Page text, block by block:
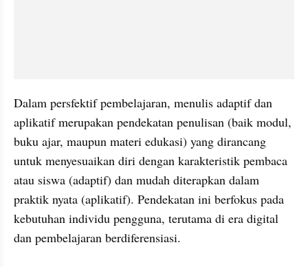
Dalam persfektif pembelajaran, menulis adaptif dan
aplikatif merupakan pendekatan penulisan (baik modul,
buku ajar, maupun materi edukasi) yang dirancang
untuk menyesuaikan diri dengan karakteristik pembaca
atau siswa (adaptif) dan mudah diterapkan dalam
praktik nyata (aplikatif). Pendekatan ini berfokus pada
kebutuhan individu pengguna, terutama di era digital
dan pembelajaran berdiferensiasi.